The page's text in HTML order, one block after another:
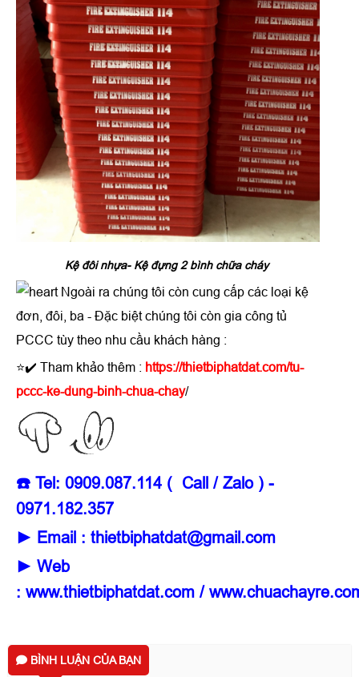
Kệ đôi nhựa- Kệ đựng 2 bình chữa cháy
Ngoài ra chúng tôi còn cung cấp các loại kệ
đơn, đôi, ba - Đặc biệt chúng tôi còn gia công tủ
PCCC tùy theo nhu cầu khách hàng :
⭐✔️ Tham khảo thêm : https://thietbiphatdat.com/tu-
pccc-ke-dung-binh-chua-chay/
☎️ Tel: 0909.087.114 ( Call / Zalo ) -
0971.182.357
► Email : thietbiphatdat@gmail.com
► Web
: www.thietbiphatdat.com /
BÌNH LUẬN CỦA BẠN